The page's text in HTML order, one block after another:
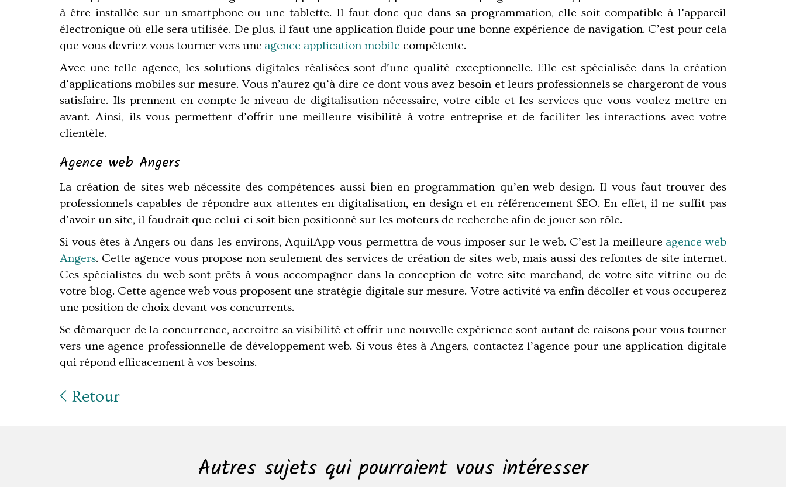
à être installée sur un smartphone ou une tablette. Il faut donc que dans sa programmation, elle soit compatible à l’appareil
électronique où elle sera utilisée. De plus, il faut une application fluide pour une bonne expérience de navigation. C’est pour cela
que vous devriez vous tourner vers une agence application mobile compétente.
Avec une telle agence, les solutions digitales réalisées sont d’une qualité exceptionnelle. Elle est spécialisée dans la création
d’applications mobiles sur mesure. Vous n’aurez qu’à dire ce dont vous avez besoin et leurs professionnels se chargeront de vous
satisfaire. Ils prennent en compte le niveau de digitalisation nécessaire, votre cible et les services que vous voulez mettre en
avant. Ainsi, ils vous permettent d’offrir une meilleure visibilité à votre entreprise et de faciliter les interactions avec votre
clientèle.
Agence web Angers
La création de sites web nécessite des compétences aussi bien en programmation qu’en web design. Il vous faut trouver des
professionnels capables de répondre aux attentes en digitalisation, en design et en référencement SEO. En effet, il ne suffit pas
d’avoir un site, il faudrait que celui-ci soit bien positionné sur les moteurs de recherche afin de jouer son rôle.
Si vous êtes à Angers ou dans les environs, AquilApp vous permettra de vous imposer sur le web. C’est la meilleure agence web
Angers. Cette agence vous propose non seulement des services de création de sites web, mais aussi des refontes de site internet.
Ces spécialistes du web sont prêts à vous accompagner dans la conception de votre site marchand, de votre site vitrine ou de
votre blog. Cette agence web vous proposent une stratégie digitale sur mesure. Votre activité va enfin décoller et vous occuperez
une position de choix devant vos concurrents.
Se démarquer de la concurrence, accroitre sa visibilité et offrir une nouvelle expérience sont autant de raisons pour vous tourner
vers une agence professionnelle de développement web. Si vous êtes à Angers, contactez l’agence pour une application digitale
qui répond efficacement à vos besoins.
Retour
Autres sujets qui pourraient vous intéresser